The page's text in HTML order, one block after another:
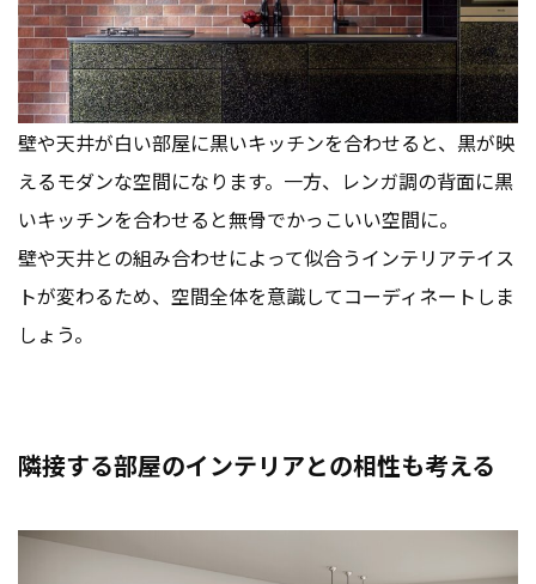
壁や天井が白い部屋に黒いキッチンを合わせると、黒が映
えるモダンな空間になります。一方、レンガ調の背面に黒
いキッチンを合わせると無骨でかっこいい空間に。
壁や天井との組み合わせによって似合うインテリアテイス
トが変わるため、空間全体を意識してコーディネートしま
しょう。
隣接する部屋のインテリアとの相性も考える